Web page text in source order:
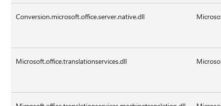
Conversion.microsoft.office.server.native.dll
Microsoft.office.translationservices.dll